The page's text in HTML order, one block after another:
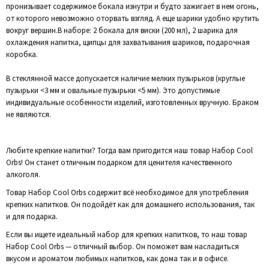
пронизывает содержимое бокала изнутри и будто зажигает в нем огонь,
от которого невозможно оторвать взгляд. А еще шарики удобно крутить
вокруг вершин.В наборе: 2 бокала для виски (200 мл), 2 шарика для
охлаждения напитка, щипцы для захватывания шариков, подарочная
коробка.
В стеклянной массе допускается наличие мелких пузырьков (круглые
пузырьки <3 мм и овальные пузырьки <5 мм). Это допустимые
индивидуальные особенности изделий, изготовленных вручную. Браком
не являются.
Любите крепкие напитки? Тогда вам пригодится наш товар Набор Cool
Orbs! Он станет отличным подарком для ценителя качественного
алкоголя.
Товар Набор Cool Orbs содержит всё необходимое для употребления
крепких напитков. Он подойдёт как для домашнего использования, так
и для подарка.
Если вы ищете идеальный набор для крепких напитков, то наш товар
Набор Cool Orbs — отличный выбор. Он поможет вам насладиться
вкусом и ароматом любимых напитков, как дома так и в офисе.